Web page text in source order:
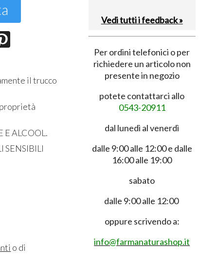
il trucco
E ALCOOL.
SENSIBILI
o di
Vedi tutti i feedback »
Per ordini telefonici o per
richiedere un articolo non
presente in negozio
potete contattarci allo
0543-20911
dal lunedì al venerdì
dalle 9:00 alle 12:00 e dalle
16:00 alle 19:00
sabato
dalle 9:00 alle 12:00
oppure scrivendo a:
info@farmanaturashop.it